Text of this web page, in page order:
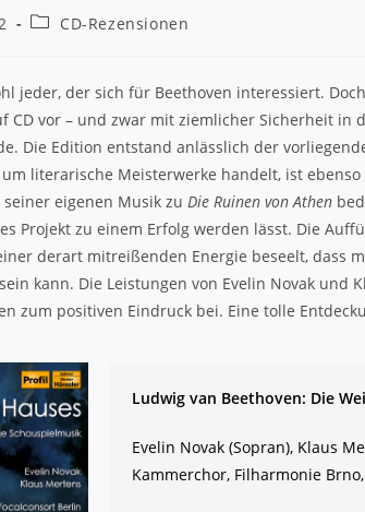
Beitrags-
CD-Rezensionen
jeder, der sich für Beethoven interessiert.
CD vor – und zwar mit ziemlicher Sicherheit in
Die Edition entstand anlässlich der
literarische Meisterwerke handelt, ist
eigenen Musik zu Die Ruinen von Athen
Projekt zu einem Erfolg werden lässt. Die
derart mitreißenden Energie beseelt, dass
kann. Die Leistungen von Evelin Novak und
zum positiven Eindruck bei. Eine tolle
Ludwig van Beethoven: Die
Evelin Novak (Sopran), Klaus
Kammerchor, Filharmonie